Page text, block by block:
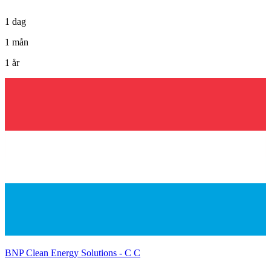
1 dag
1 mån
1 år
BNP Clean Energy Solutions - C C